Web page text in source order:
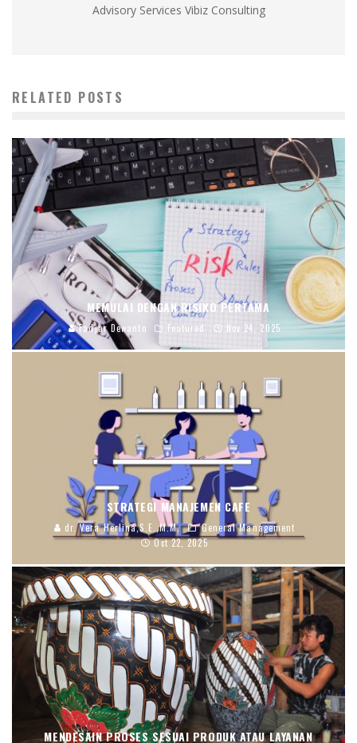
Advisory Services Vibiz Consulting
RELATED POSTS
MEMULAI DENGAN RISIKO PERTAMA
Fadjar Dewanto Featured Nov 24, 2025
STRATEGI MANAJEMEN CAFE
dr. Vera Herlina,S.E.,M.M.
General Management
Oct 22, 2025
MENDESAIN PROSES SESUAI PRODUK ATAU LAYANAN